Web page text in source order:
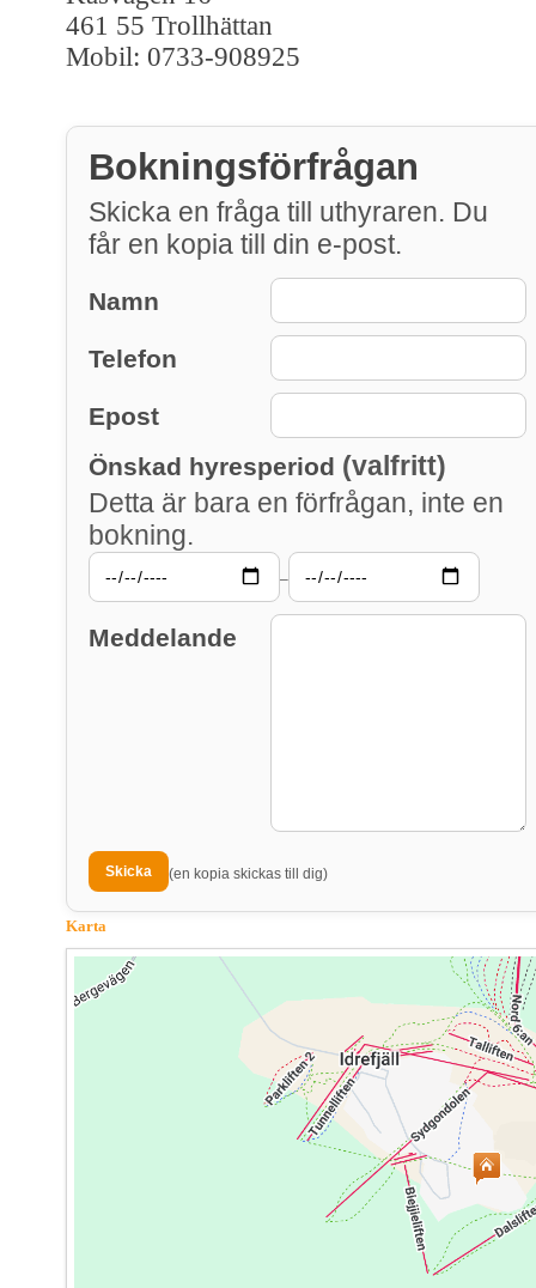
461 55 Trollhättan
Mobil: 0733-908925
Bokningsförfrågan
Skicka en fråga till uthyraren. Du
får en kopia till din e-post.
Namn
Telefon
Epost
Önskad hyresperiod (valfritt)
Detta är bara en förfrågan, inte en
bokning.
–
Meddelande
(en kopia skickas till dig)
Karta